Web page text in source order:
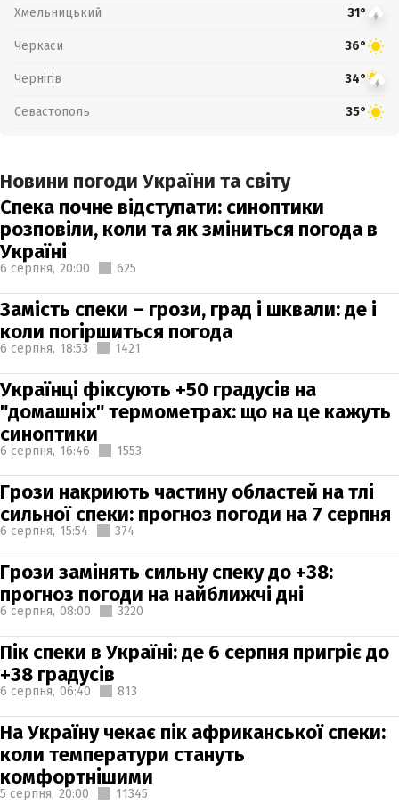
Хмельницький 31°
Черкаси 36°
Чернігів 34°
Севастополь 35°
Новини погоди України та світу
Спека почне відступати: синоптики
розповіли, коли та як зміниться погода в
Україні
6 серпня, 20:00 625
Замість спеки – грози, град і шквали: де і
коли погіршиться погода
6 серпня, 18:53 1421
Українці фіксують +50 градусів на
"домашніх" термометрах: що на це кажуть
синоптики
6 серпня, 16:46 1553
Грози накриють частину областей на тлі
сильної спеки: прогноз погоди на 7 серпня
6 серпня, 15:54 374
Грози замінять сильну спеку до +38:
прогноз погоди на найближчі дні
6 серпня, 08:00 3220
Пік спеки в Україні: де 6 серпня пригріє до
+38 градусів
6 серпня, 06:40 813
На Україну чекає пік африканської спеки:
коли температури стануть
комфортнішими
5 серпня, 20:00 11345